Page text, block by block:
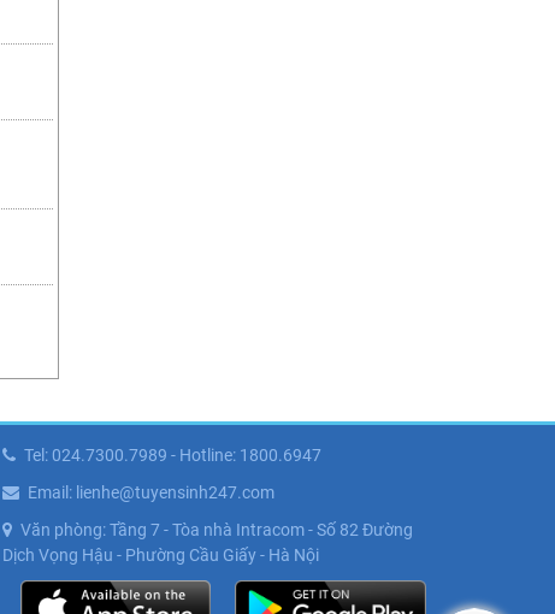
Tel: 024.7300.7989 - Hotline: 1800.6947
Email: lienhe@tuyensinh247.com
Văn phòng: Tầng 7 - Tòa nhà Intracom - Số 82 Đường
Dịch Vọng Hậu - Phường Cầu Giấy - Hà Nội